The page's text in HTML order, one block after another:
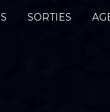
SORTIES